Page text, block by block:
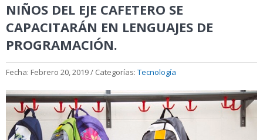
NIÑOS DEL EJE CAFETERO SE
CAPACITARÁN EN LENGUAJES DE
PROGRAMACIÓN.
Fecha: Febrero 20, 2019 / Categorías: Tecnología